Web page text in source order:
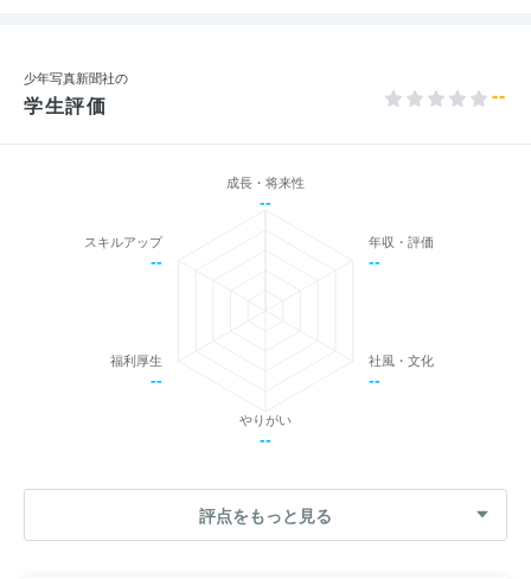
少年写真新聞社の
学生評価 --
成長・将来性
--
年収・評価
--
社風・文化
--
やりがい
--
福利厚生
--
スキルアップ
--
評点をもっと見る